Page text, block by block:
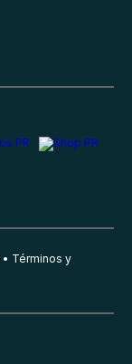
Términos y